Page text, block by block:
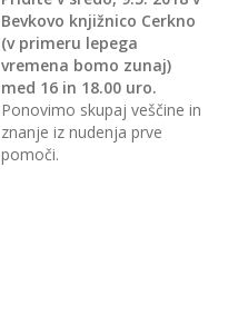
Bevkovo knjižnico Cerkno
(v primeru lepega
vremena bomo zunaj)
med 16 in 18.00 uro.
Ponovimo skupaj veščine in
znanje iz nudenja prve
pomoči.